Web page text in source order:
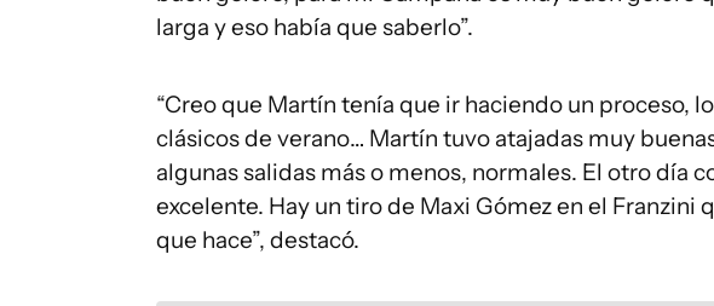
larga y eso había que saberlo”.
“Creo que Martín tenía que ir haciendo un proceso,
clásicos de verano… Martín tuvo atajadas muy
algunas salidas más o menos, normales. El otro día
excelente. Hay un tiro de Maxi Gómez en el Franzini
que hace”, destacó.